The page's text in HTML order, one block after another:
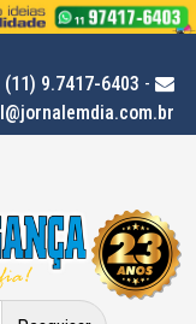
9.7417-6403 -